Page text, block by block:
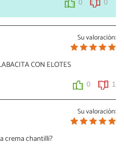
0 0
Su valoración:
CON ELOTES
0 1
Su valoración:
crema chantilli?